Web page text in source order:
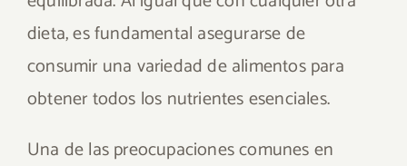
dieta, es fundamental asegurarse de
consumir una variedad de alimentos para
obtener todos los nutrientes esenciales.
Una de las preocupaciones comunes en